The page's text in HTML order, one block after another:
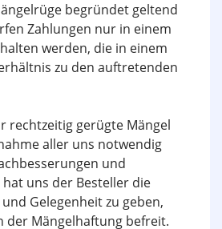
begründet geltend
Zahlungen nur in einem
werden, die in einem
zu den auftretenden
rechtzeitig gerügte Mängel
aller uns notwendig
und
uns der Besteller die
Gelegenheit zu geben,
der Mängelhaftung befreit.